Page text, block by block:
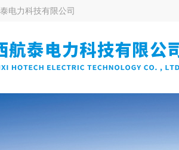
电力科技有限公司